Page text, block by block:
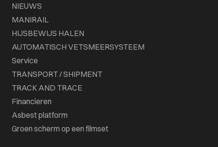
NIEUWS
MANIRAIL
HIJSBEWIJS HALEN
AUTOMATISCH VETSMEERSYSTEEM
Service
TRANSPORT / SHIPMENT
TRACK AND TRACE
Financieren
Asbest platform
Groen scherm op een filmset